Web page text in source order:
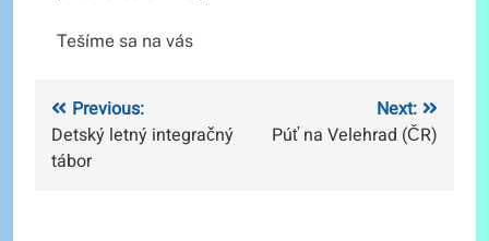
Tešíme sa na vás
Navigácia
v
Previous:
Detský letný integračný
tábor
Next:
Púť na Velehrad (ČR)